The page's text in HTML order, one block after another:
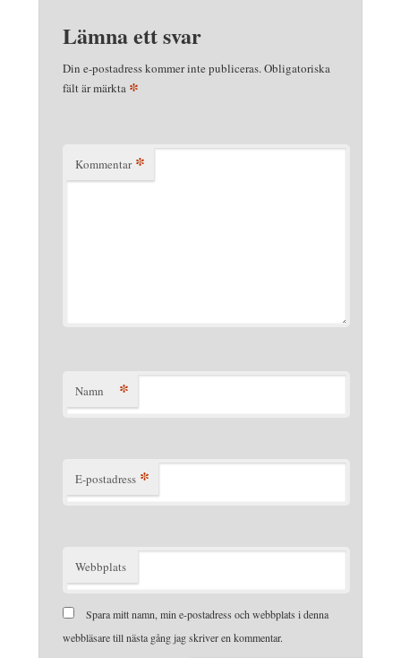
Lämna ett svar
Din e-postadress kommer inte publiceras.Obligatoriska
fält är märkta *
Kommentar *
Namn *
E-postadress *
Webbplats
Spara mitt namn, min e-postadress och webbplats i denna
webbläsare till nästa gång jag skriver en kommentar.